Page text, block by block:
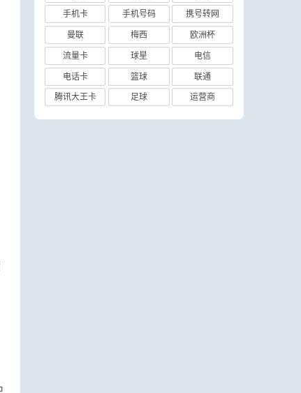
手机卡
手机号码
携号转网
曼联
梅西
欧洲杯
流量卡
球星
电信
电话卡
篮球
联通
腾讯大王卡
足球 运营商